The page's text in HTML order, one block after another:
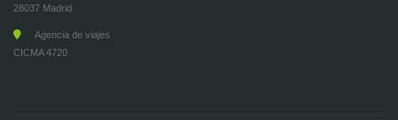
28037 Madrid
Agencia de viajes
CICMA 4720